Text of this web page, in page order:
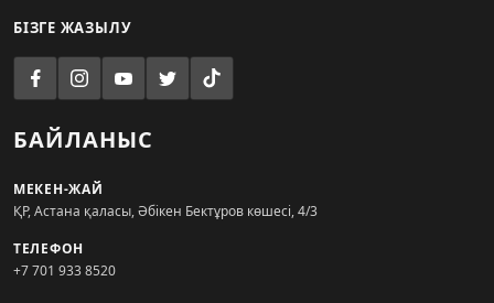
БІЗГЕ ЖАЗЫЛУ
БАЙЛАНЫС
МЕКЕН-ЖАЙ
ҚР, Астана қаласы, Әбікен Бектұров көшесі, 4/3
ТЕЛЕФОН
+7 701 933 8520